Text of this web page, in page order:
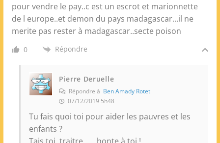
pour vendre le pay..c est un escrot et marionnette
de l europe..et demon du pays madagascar…il ne
merite pas rester à madagascar..secte poison
0 Répondre
Pierre Deruelle
Répondre à Ben Amady Rotet
07/12/2019 5h48
Tu fais quoi toi pour aider les pauvres et les
enfants ?